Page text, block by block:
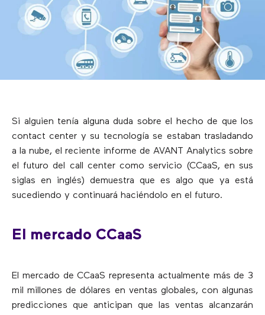
Si alguien tenía alguna duda sobre el hecho de que los
contact center y su tecnología se estaban trasladando
a la nube, el reciente informe de AVANT Analytics sobre
el futuro del call center como servicio (CCaaS, en sus
siglas en inglés) demuestra que es algo que ya está
sucediendo y continuará haciéndolo en el futuro.
El mercado CCaaS
El mercado de CCaaS representa actualmente más de 3
mil millones de dólares en ventas globales, con algunas
predicciones que anticipan que las ventas alcanzarán